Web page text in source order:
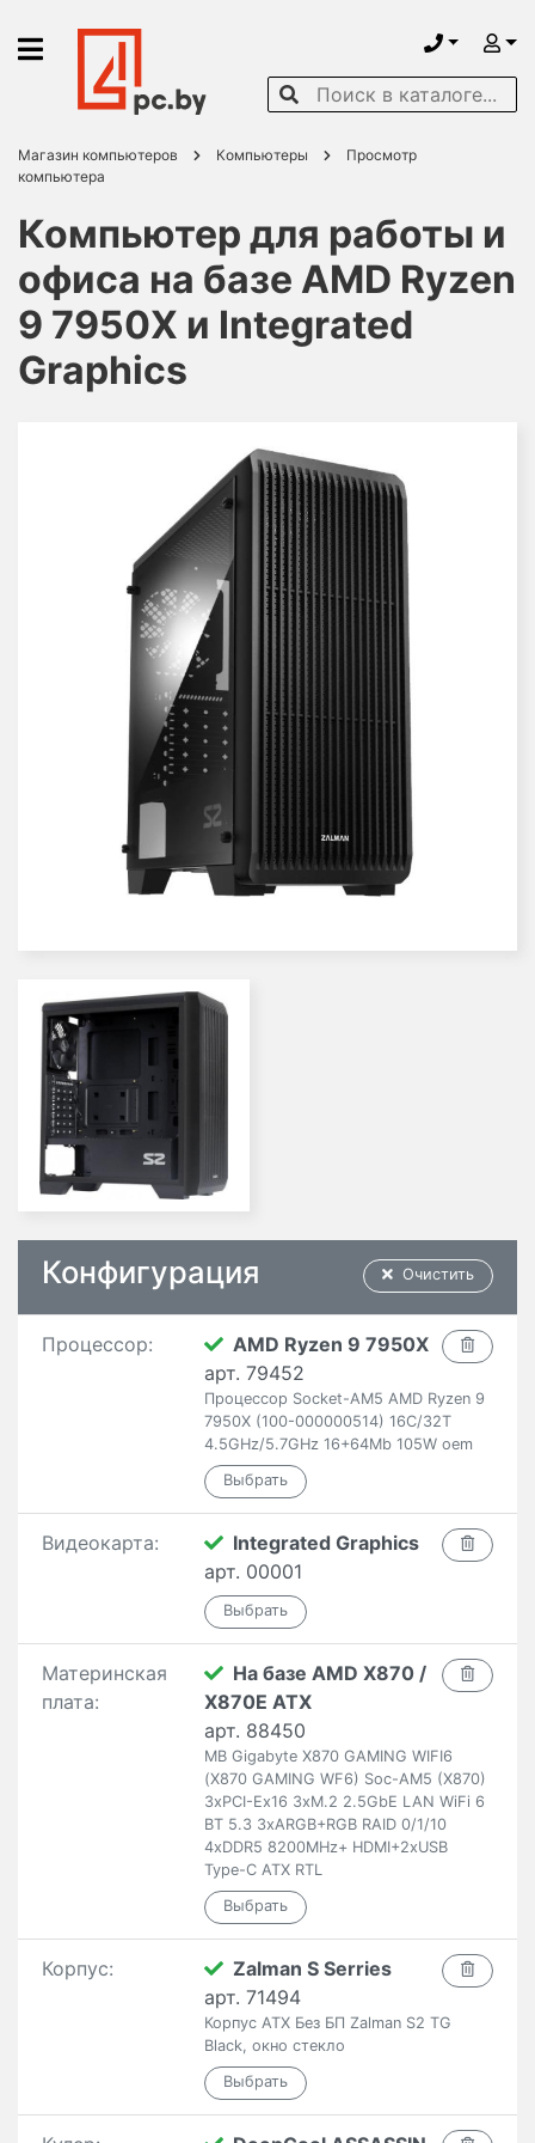
Магазин компьютеров Компьютеры
Просмотр
компьютера
Компьютер для работы и
офиса на базе AMD Ryzen
9 7950X и Integrated
Graphics
Очистить
Конфигурация
Процессор:
AMD Ryzen 9 7950X
арт. 79452
Процессор Socket-AM5 AMD Ryzen 9
7950X (100-000000514) 16C/32T
4.5GHz/5.7GHz 16+64Mb 105W oem
Видеокарта:
Integrated Graphics
арт. 00001
Материнская
плата:
На базе AMD X870 /
X870E ATX
арт. 88450
MB Gigabyte X870 GAMING WIFI6
(X870 GAMING WF6) Soc-AM5 (X870)
3xPCI-Ex16 3xM.2 2.5GbE LAN WiFi 6
BT 5.3 3xARGB+RGB RAID 0/1/10
4xDDR5 8200MHz+ HDMI+2xUSB
Type-C ATX RTL
Корпус:
Zalman S Serries
арт. 71494
Корпус ATX Без БП Zalman S2 TG
Black, окно стекло